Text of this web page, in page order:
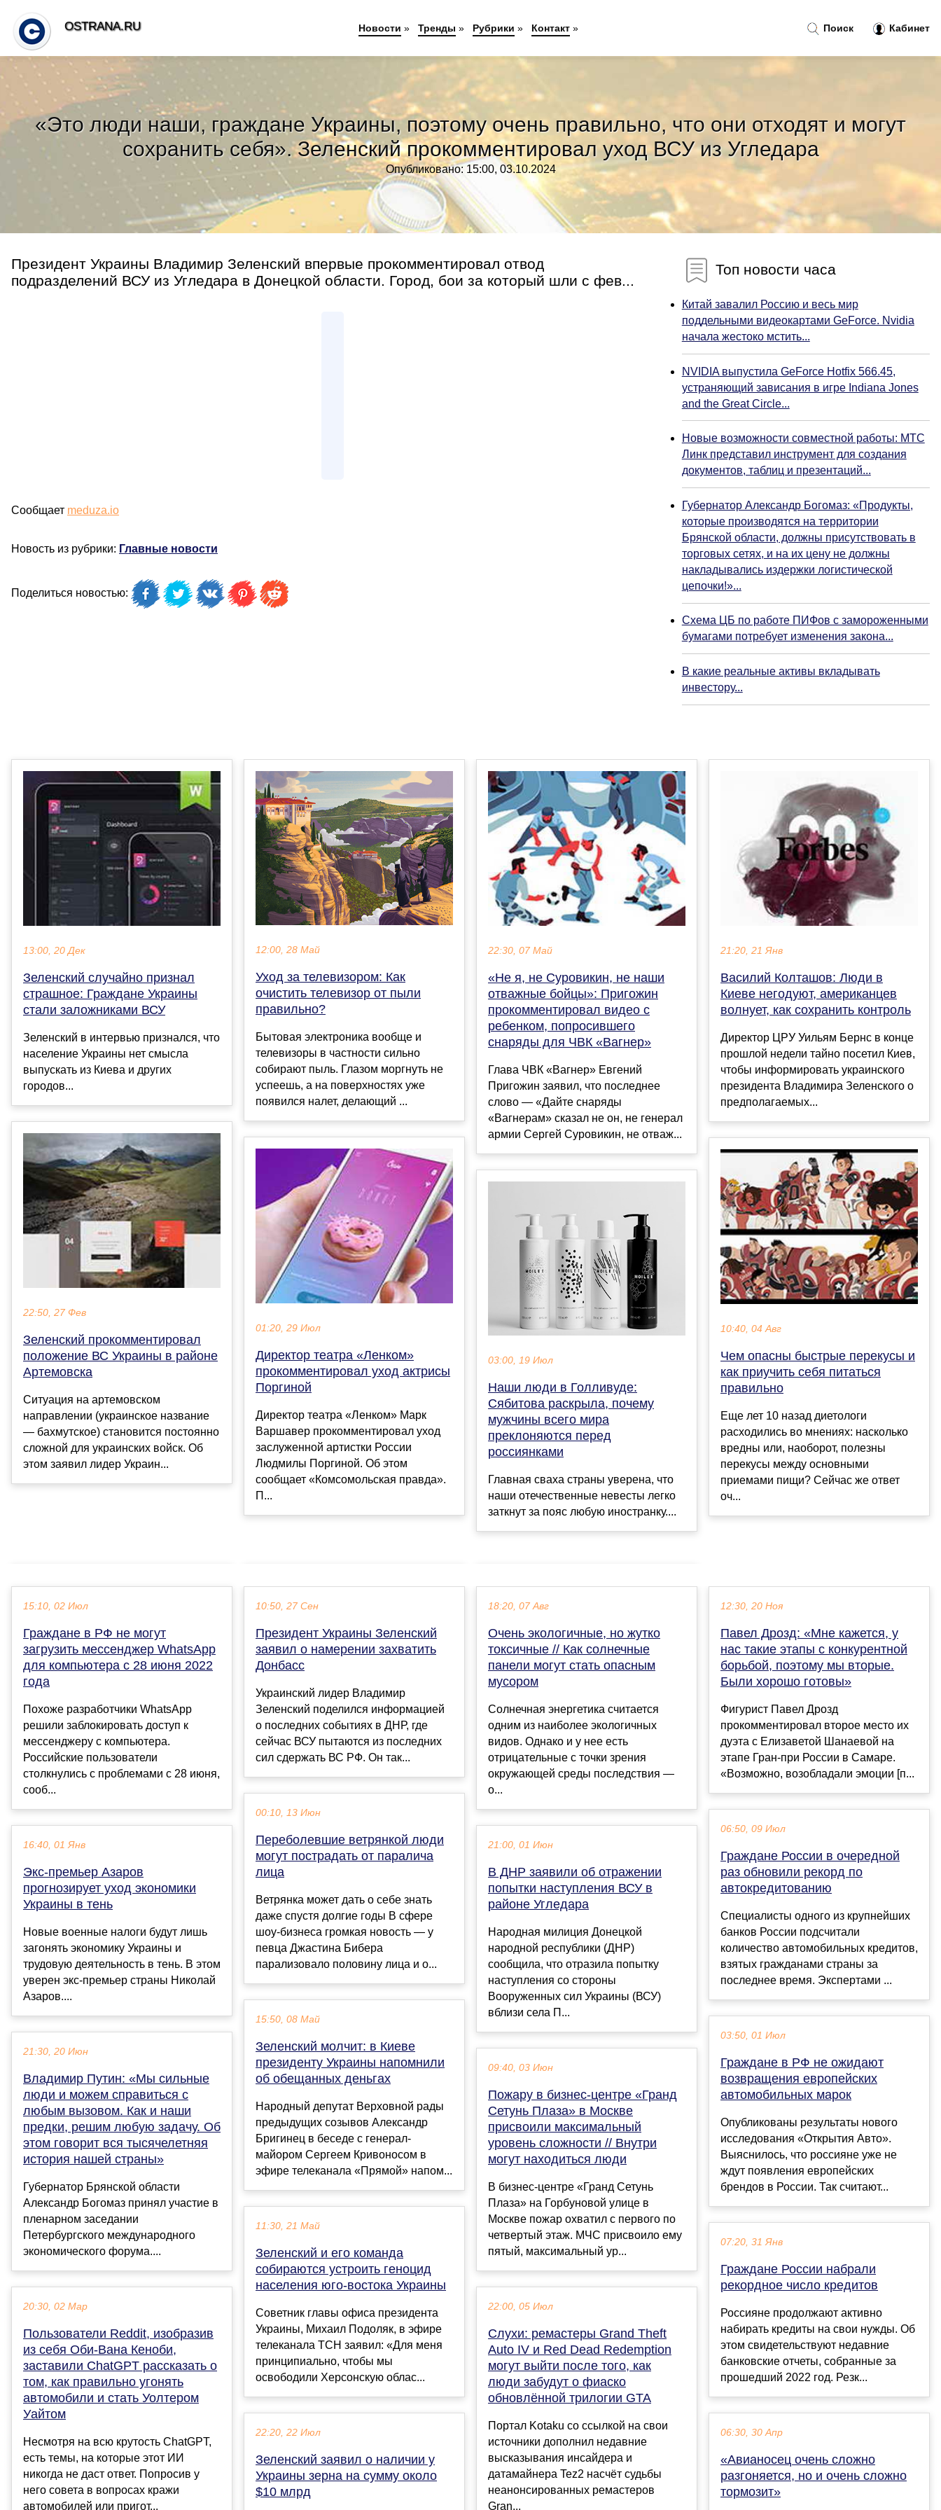
«Это люди наши, граждане Украины, поэтому очень правильно, что они отходят и могут
сохранить себя». Зеленский прокомментировал уход ВСУ из Угледара
Опубликовано: 15:00, 03.10.2024
Президент Украины Владимир Зеленский впервые прокомментировал отвод
подразделений ВСУ из Угледара в Донецкой области. Город, бои за который шли с фев...
Сообщает meduza.io
Новость из рубрики: Главные новости
Поделиться новостью:
Топ новости часа
Китай завалил Россию и весь мир
поддельными видеокартами GeForce. Nvidia
начала жестоко мстить...
NVIDIA выпустила GeForce Hotfix 566.45,
устраняющий зависания в игре Indiana Jones
and the Great Circle...
Новые возможности совместной работы: МТС
Линк представил инструмент для создания
документов, таблиц и презентаций...
Губернатор Александр Богомаз: «Продукты,
которые производятся на территории
Брянской области, должны присутствовать в
торговых сетях, и на их цену не должны
накладывались издержки логистической
цепочки!»...
Схема ЦБ по работе ПИФов с замороженными
бумагами потребует изменения закона...
В какие реальные активы вкладывать
инвестору...
13:00, 20 Дек
Зеленский случайно признал
страшное: Граждане Украины
стали заложниками ВСУ
Зеленский в интервью признался, что
население Украины нет смысла
выпускать из Киева и других
городов...
22:50, 27 Фев
Зеленский прокомментировал
положение ВС Украины в районе
Артемовска
Ситуация на артемовском
направлении (украинское название
— бахмутское) становится постоянно
сложной для украинских войск. Об
этом заявил лидер Украин...
12:00, 28 Май
Уход за телевизором: Как
очистить телевизор от пыли
правильно?
Бытовая электроника вообще и
телевизоры в частности сильно
собирают пыль. Глазом моргнуть не
успеешь, а на поверхностях уже
появился налет, делающий ...
01:20, 29 Июл
Директор театра «Ленком»
прокомментировал уход актрисы
Поргиной
Директор театра «Ленком» Марк
Варшавер прокомментировал уход
заслуженной артистки России
Людмилы Поргиной. Об этом
сообщает «Комсомольская правда».
П...
22:30, 07 Май
«Не я, не Суровикин, не наши
отважные бойцы»: Пригожин
прокомментировал видео с
ребенком, попросившего
снаряды для ЧВК «Вагнер»
Глава ЧВК «Вагнер» Евгений
Пригожин заявил, что последнее
слово — «Дайте снаряды
«Вагнерам» сказал не он, не генерал
армии Сергей Суровикин, не отваж...
03:00, 19 Июл
Наши люди в Голливуде:
Сябитова раскрыла, почему
мужчины всего мира
преклоняются перед
россиянками
Главная сваха страны уверена, что
наши отечественные невесты легко
заткнут за пояс любую иностранку....
21:20, 21 Янв
Василий Колташов: Люди в
Киеве негодуют, американцев
волнует, как сохранить контроль
Директор ЦРУ Уильям Бернс в конце
прошлой недели тайно посетил Киев,
чтобы информировать украинского
президента Владимира Зеленского о
предполагаемых...
10:40, 04 Авг
Чем опасны быстрые перекусы и
как приучить себя питаться
правильно
Еще лет 10 назад диетологи
расходились во мнениях: насколько
вредны или, наоборот, полезны
перекусы между основными
приемами пищи? Сейчас же ответ
оч...
15:10, 02 Июл
Граждане в РФ не могут
загрузить мессенджер WhatsApp
для компьютера с 28 июня 2022
года
Похоже разработчики WhatsApp
решили заблокировать доступ к
мессенджеру с компьютера.
Российские пользователи
столкнулись с проблемами с 28 июня,
сооб...
16:40, 01 Янв
Экс-премьер Азаров
прогнозирует уход экономики
Украины в тень
Новые военные налоги будут лишь
загонять экономику Украины и
трудовую деятельность в тень. В этом
уверен экс-премьер страны Николай
Азаров....
21:30, 20 Июн
Владимир Путин: «Мы сильные
люди и можем справиться с
любым вызовом. Как и наши
предки, решим любую задачу. Об
этом говорит вся тысячелетняя
история нашей страны»
Губернатор Брянской области
Александр Богомаз принял участие в
пленарном заседании
Петербургского международного
экономического форума....
20:30, 02 Мар
Пользователи Reddit, изобразив
из себя Оби-Вана Кеноби,
заставили ChatGPT рассказать о
том, как правильно угонять
автомобили и стать Уолтером
Уайтом
Несмотря на всю крутость ChatGPT,
есть темы, на которые этот ИИ
никогда не даст ответ. Попросив у
него совета в вопросах кражи
автомобилей или пригот...
10:50, 27 Сен
Президент Украины Зеленский
заявил о намерении захватить
Донбасс
Украинский лидер Владимир
Зеленский поделился информацией
о последних событиях в ДНР, где
сейчас ВСУ пытаются из последних
сил сдержать ВС РФ. Он так...
00:10, 13 Июн
Переболевшие ветрянкой люди
могут пострадать от паралича
лица
Ветрянка может дать о себе знать
даже спустя долгие годы В сфере
шоу-бизнеса громкая новость — у
певца Джастина Бибера
парализовало половину лица и о...
15:50, 08 Май
Зеленский молчит: в Киеве
президенту Украины напомнили
об обещанных деньгах
Народный депутат Верховной рады
предыдущих созывов Александр
Бригинец в беседе с генерал-
майором Сергеем Кривоносом в
эфире телеканала «Прямой» напом...
11:30, 21 Май
Зеленский и его команда
собираются устроить геноцид
населения юго-востока Украины
Cоветник главы офиса президента
Украины, Михаил Подоляк, в эфире
телеканала ТСН заявил: «Для меня
принципиально, чтобы мы
освободили Херсонскую облас...
22:20, 22 Июл
Зеленский заявил о наличии у
Украины зерна на сумму около
$10 млрд
18:20, 07 Авг
Очень экологичные, но жутко
токсичные // Как солнечные
панели могут стать опасным
мусором
Солнечная энергетика считается
одним из наиболее экологичных
видов. Однако и у нее есть
отрицательные с точки зрения
окружающей среды последствия —
о...
21:00, 01 Июн
В ДНР заявили об отражении
попытки наступления ВСУ в
районе Угледара
Народная милиция Донецкой
народной республики (ДНР)
сообщила, что отразила попытку
наступления со стороны
Вооруженных сил Украины (ВСУ)
вблизи села П...
09:40, 03 Июн
Пожару в бизнес-центре «Гранд
Сетунь Плаза» в Москве
присвоили максимальный
уровень сложности // Внутри
могут находиться люди
В бизнес-центре «Гранд Сетунь
Плаза» на Горбуновой улице в
Москве пожар охватил с первого по
четвертый этаж. МЧС присвоило ему
пятый, максимальный ур...
22:00, 05 Июл
Слухи: ремастеры Grand Theft
Auto IV и Red Dead Redemption
могут выйти после того, как
люди забудут о фиаско
обновлённой трилогии GTA
Портал Kotaku со ссылкой на свои
источники дополнил недавние
высказывания инсайдера и
датамайнера Tez2 насчёт судьбы
неанонсированных ремастеров
Gran...
12:30, 20 Ноя
Павел Дрозд: «Мне кажется, у
нас такие этапы с конкурентной
борьбой, поэтому мы вторые.
Были хорошо готовы»
Фигурист Павел Дрозд
прокомментировал второе место их
дуэта с Елизаветой Шанаевой на
этапе Гран-при России в Самаре.
«Возможно, возобладали эмоции [п...
06:50, 09 Июл
Граждане России в очередной
раз обновили рекорд по
автокредитованию
Специалисты одного из крупнейших
банков России подсчитали
количество автомобильных кредитов,
взятых гражданами страны за
последнее время. Экспертами ...
03:50, 01 Июл
Граждане в РФ не ожидают
возвращения европейских
автомобильных марок
Опубликованы результаты нового
исследования «Открытия Авто».
Выяснилось, что россияне уже не
ждут появления европейских
брендов в России. Так считают...
07:20, 31 Янв
Граждане России набрали
рекордное число кредитов
Россияне продолжают активно
набирать кредиты на свои нужды. Об
этом свидетельствуют недавние
банковские отчеты, собранные за
прошедший 2022 год. Резк...
06:30, 30 Апр
«Авианосец очень сложно
разгоняется, но и очень сложно
тормозит»
Поиск Кабинет
OSTRANA.RU Новости » Тренды » Рубрики » Контакт»